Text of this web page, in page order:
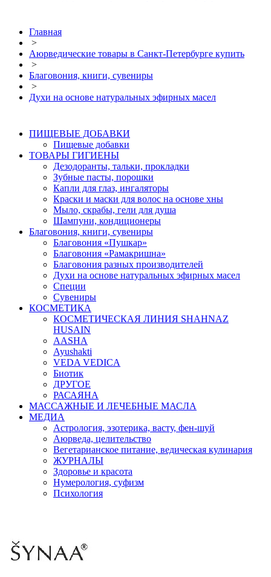
Главная
>
Аюрведические товары в Санкт-Петербурге купить
>
Благовония, книги, сувениры
>
Духи на основе натуральных эфирных масел
ПИЩЕВЫЕ ДОБАВКИ
Пищевые добавки
ТОВАРЫ ГИГИЕНЫ
Дезодоранты, тальки, прокладки
Зубные пасты, порошки
Капли для глаз, ингаляторы
Краски и маски для волос на основе хны
Мыло, скрабы, гели для душа
Шампуни, кондиционеры
Благовония, книги, сувениры
Благовония «Пушкар»
Благовония «Рамакришна»
Благовония разных производителей
Духи на основе натуральных эфирных масел
Специи
Сувениры
КОСМЕТИКА
КОСМЕТИЧЕСКАЯ ЛИНИЯ SHAHNAZ
HUSAIN
AASHA
Ayushakti
VEDA VEDICA
Биотик
ДРУГОЕ
РАСАЯНА
МАССАЖНЫЕ И ЛЕЧЕБНЫЕ МАСЛА
МЕДИА
Астрология, эзотерика, васту, фен-шуй
Аюрведа, целительство
Вегетарианское питание, ведическая кулинария
ЖУРНАЛЫ
Здоровье и красота
Нумерология, суфизм
Психология